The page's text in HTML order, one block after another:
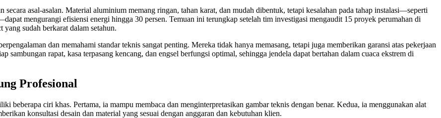
asal-asalan. Material aluminium memang ringan, tahan karat, dan mudah dibentuk, tetapi kesalahan pada tahap instalasi—seperti
mengurangi efisiensi energi hingga 30 persen. Temuan ini terungkap setelah tim investigasi mengaudit 15 proyek perumahan di
sudah berkarat dalam setahun.
dan memahami standar teknis sangat penting. Mereka tidak hanya memasang, tetapi juga memberikan garansi atas pekerjaan
sambungan rapat, kasa terpasang kencang, dan engsel berfungsi optimal, sehingga jendela dapat bertahan dalam cuaca ekstrem di
Profesional
beberapa ciri khas. Pertama, ia mampu membaca dan menginterpretasikan gambar teknis dengan benar. Kedua, ia menggunakan alat
konsultasi desain dan material yang sesuai dengan anggaran dan kebutuhan klien.